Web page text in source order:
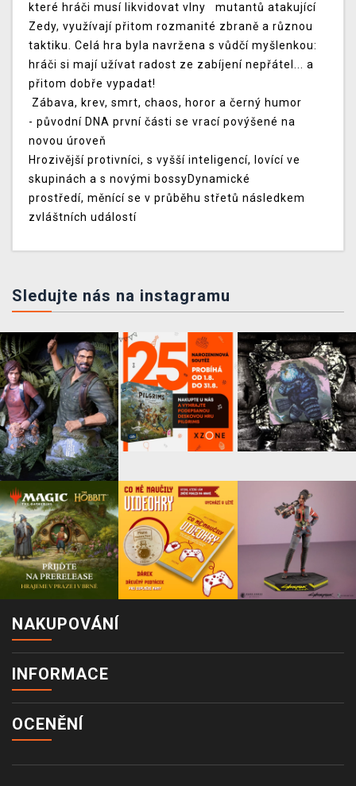
které hráči musí likvidovat vlny mutantů atakující
Zedy, využívají přitom rozmanité zbraně a různou
taktiku. Celá hra byla navržena s vůdčí myšlenkou:
hráči si mají užívat radost ze zabíjení nepřátel... a
přitom dobře vypadat!
Zábava, krev, smrt, chaos, horor a černý humor
- původní DNA první části se vrací povýšené na
novou úroveň
Hrozivější protivníci, s vyšší inteligencí, lovící ve
skupinách a s novými bossyDynamické
prostředí, měnící se v průběhu střetů následkem
zvláštních událostí
Sledujte nás na instagramu
NAKUPOVÁNÍ
INFORMACE
OCENĚNÍ